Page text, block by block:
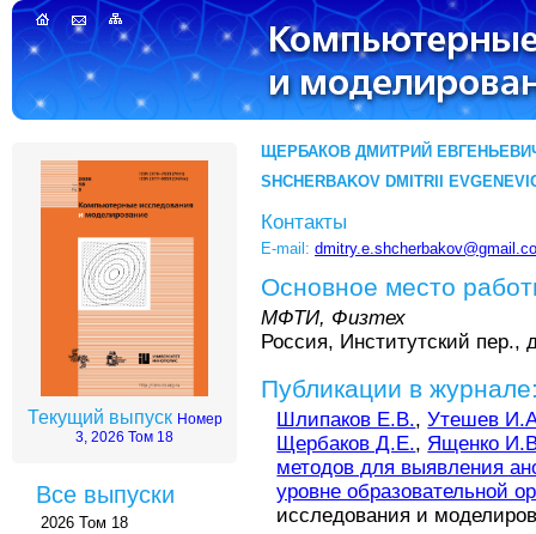
Текущий выпуск Номер
3, 2026 Том 18
Все выпуски
2026 Том 18
ЩЕРБАКОВ ДМИТРИЙ
SHCHERBAKOV DMITRII
Контакты
E-mail:
Основное место
МФТИ, Физтех
Россия, Институтский пер.,
Публикации в
Шлипаков Е.В.,Утешев
Щербаков Д.Е., Ященко
методов для выявления
уровне образовательной
исследования и